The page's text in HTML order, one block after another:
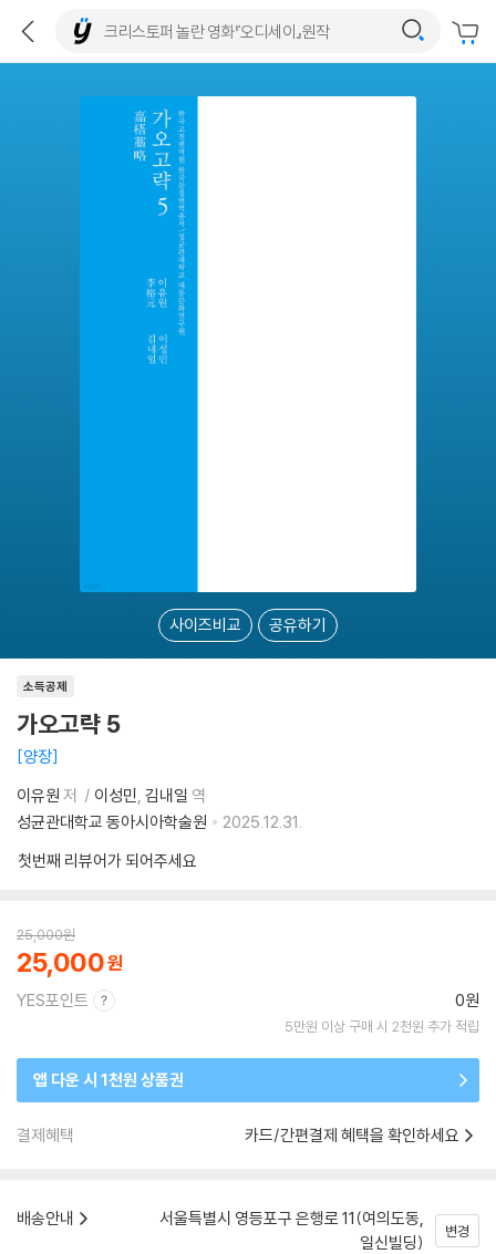
사이즈비교 공유하기
소득공제
가오고략 5
양장
이유원 저 이성민 김내일 역
성균관대학교 동아시아학술원
2025.12.31.
첫번째 리뷰어가 되어주세요
25,000원
25,000
YES포인트 0원
5만원 이상 구매 시 2천원 추가 적립
앱 다운 시 1천원 상품권
결제혜택 카드/간편결제 혜택을 확인하세요
배송안내
서울특별시 영등포구 은행로 11(여의도동,
일신빌딩)
변경